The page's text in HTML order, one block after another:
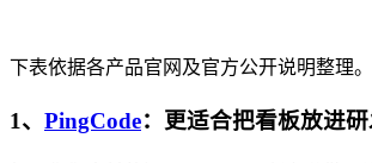
下表依据各产品官网及官方公开说明整理。
1、 PingCode：更适合把看板放进